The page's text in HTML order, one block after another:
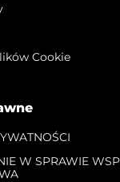
Cookie
W SPRAWIE